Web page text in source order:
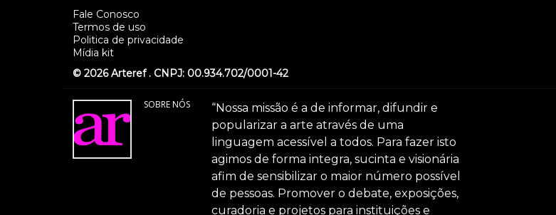
Fale Conosco
Termos de uso
Politica de privacidade
Mídia kit
© 2026 Arteref . CNPJ: 00.934.702/0001-42
SOBRE NÓS
“Nossa missão é a de informar, difundir e
popularizar a arte através de uma
linguagem acessível a todos. Para fazer isto
agimos de forma integra, sucinta e visionária
afim de sensibilizar o maior número possível
de pessoas. Promover o debate, exposições,
curadoria e projetos para instituições e